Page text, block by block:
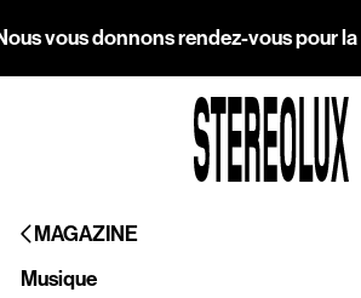
donnons rendez-vous pour la
MAGAZINE
Musique
Agenda
Magazine